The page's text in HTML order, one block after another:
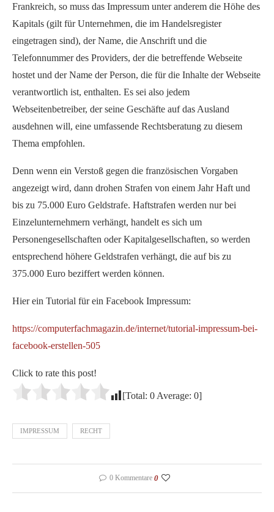
Frankreich, so muss das Impressum unter anderem die Höhe des
Kapitals (gilt für Unternehmen, die im Handelsregister
eingetragen sind), der Name, die Anschrift und die
Telefonnummer des Providers, der die betreffende Webseite
hostet und der Name der Person, die für die Inhalte der Webseite
verantwortlich ist, enthalten. Es sei also jedem
Webseitenbetreiber, der seine Geschäfte auf das Ausland
ausdehnen will, eine umfassende Rechtsberatung zu diesem
Thema empfohlen.
Denn wenn ein Verstoß gegen die französischen Vorgaben
angezeigt wird, dann drohen Strafen von einem Jahr Haft und
bis zu 75.000 Euro Geldstrafe. Haftstrafen werden nur bei
Einzelunternehmern verhängt, handelt es sich um
Personengesellschaften oder Kapitalgesellschaften, so werden
entsprechend höhere Geldstrafen verhängt, die auf bis zu
375.000 Euro beziffert werden können.
Hier ein Tutorial für ein Facebook Impressum:
https://computerfachmagazin.de/internet/tutorial-impressum-bei-
facebook-erstellen-505
Click to rate this post!
[Total: 0 Average: 0]
IMPRESSUM RECHT
0 Kommentare 0